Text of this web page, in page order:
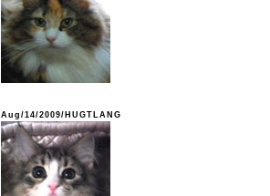
Aug/14/2009/HUGTLANG